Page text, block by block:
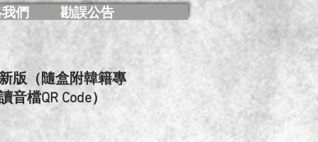
們 勘誤公告
版（隨盒附韓籍專
音檔QR Code）